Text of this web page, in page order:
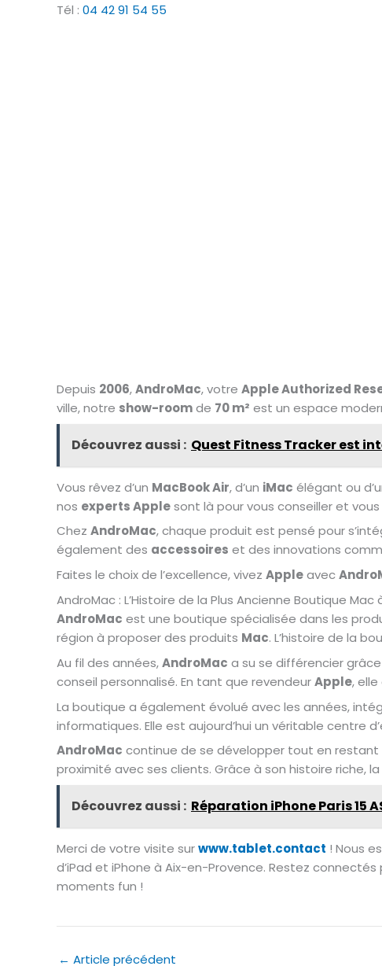
Tél : 04 42 91 54 55
Depuis 2006,AndroMac, votre Apple Authorized
ville, notre show-roomde 70 m² est un espace
Découvrez aussi : Quest Fitness Tracker est
Vous rêvez d’un MacBook Air, d’un iMac élégant ou
nos experts Applesont là pour vous conseiller et
Chez AndroMac, chaque produit est pensé pour
également des accessoires et des innovations
Faites le choix de l’excellence, vivez Appleavec
AndroMac : L’Histoire de la Plus Ancienne Boutique
AndroMac est une boutique spécialisée dans les
région à proposer des produits Mac. L’histoire de la
Au fil des années,AndroMac a su se différencier
conseil personnalisé. En tant que revendeurApple,
La boutique a également évolué avec les années,
informatiques. Elle est aujourd’hui un véritable centre
AndroMac continue de se développer tout en
proximité avec ses clients. Grâce à son histoire riche,
Découvrez aussi : Réparation iPhone Paris 15
Merci de votre visite surwww.tablet.contact ! Nous
d’iPad et iPhone à Aix-en-Provence. Restez
moments fun !
← Article précédent